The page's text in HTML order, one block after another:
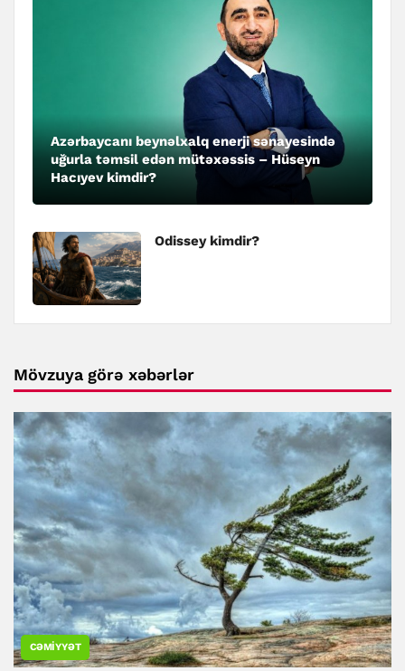
Azərbaycanı beynəlxalq enerji sənayesində
uğurla təmsil edən mütəxəssis – Hüseyn
Hacıyev kimdir?
Odissey kimdir?
Mövzuya görə xəbərlər
CƏMIYYƏT